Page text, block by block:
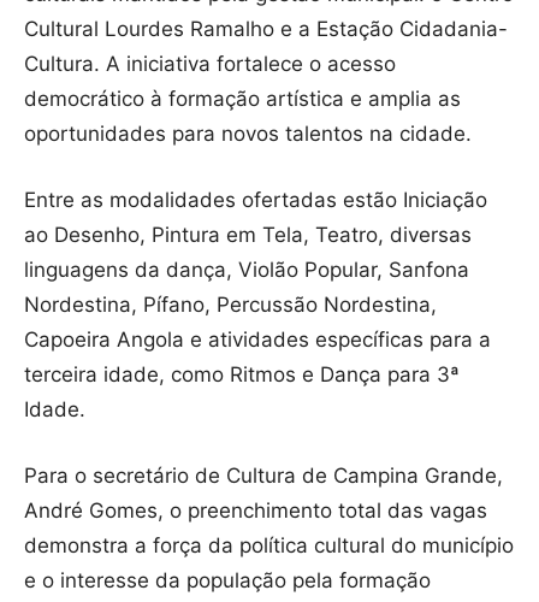
Cultural Lourdes Ramalho e a Estação Cidadania-
Cultura. A iniciativa fortalece o acesso
democrático à formação artística e amplia as
oportunidades para novos talentos na cidade.
Entre as modalidades ofertadas estão Iniciação
ao Desenho, Pintura em Tela, Teatro, diversas
linguagens da dança, Violão Popular, Sanfona
Nordestina, Pífano, Percussão Nordestina,
Capoeira Angola e atividades específicas para a
terceira idade, como Ritmos e Dança para 3ª
Idade.
Para o secretário de Cultura de Campina Grande,
André Gomes, o preenchimento total das vagas
demonstra a força da política cultural do município
e o interesse da população pela formação